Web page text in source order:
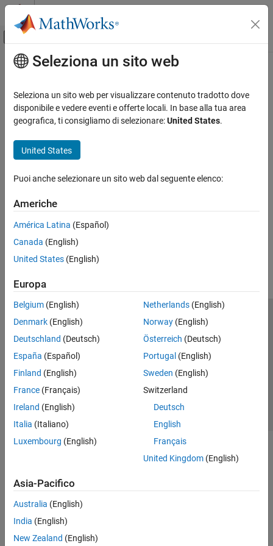
Vai al contenuto
Attiva/disattiva menu di navigazione
Pagina iniziale della documentazione
Contenuto principale
Seleziona un sito web
Seleziona un sito web per visualizzare contenuto tradotto dove
disponibile e vedere eventi e offerte locali. In base alla tua area
geografica, ti consigliamo di selezionare:United States.
United States
Puoi anche selezionare un sito web dal seguente elenco:
Americhe
América Latina (Español)
Canada (English)
United States (English)
Europa
Belgium (English)
Denmark (English)
Deutschland (Deutsch)
España (Español)
Finland (English)
France (Français)
Ireland (English)
Italia (Italiano)
Luxembourg (English)
Netherlands(English)
Norway(English)
Österreich (Deutsch)
Portugal (English)
Sweden (English)
Switzerland
Deutsch
English
Français
United Kingdom(English)
Asia-Pacifico
Australia (English)
India (English)
New Zealand (English)
Centro di fiducia
Informativa sulla privacy
Antipirateria
Stato dell'applicazione
Contatti
© 1994-2026 The MathWorks, Inc.